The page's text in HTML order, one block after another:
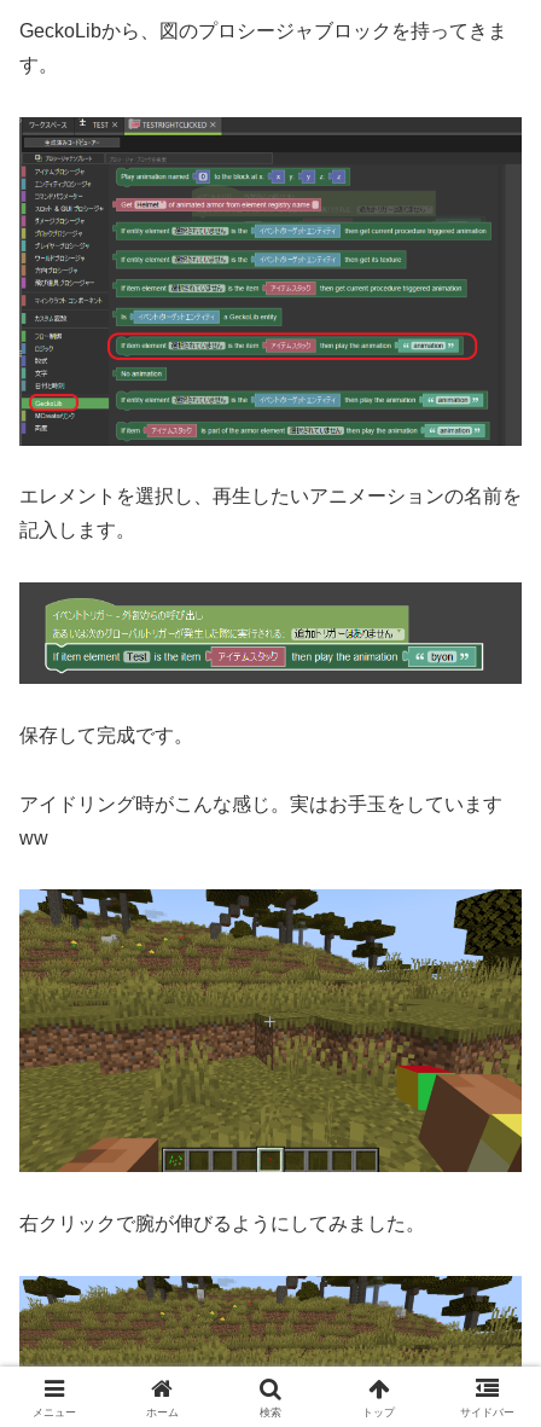
GeckoLibから、図のプロシージャブロックを持ってきま
す。
エレメントを選択し、再生したいアニメーションの名前を
記入します。
保存して完成です。
アイドリング時がこんな感じ。実はお手玉をしています
ww
右クリックで腕が伸びるようにしてみました。
メニュー ホーム 検索 トップ サイドバー